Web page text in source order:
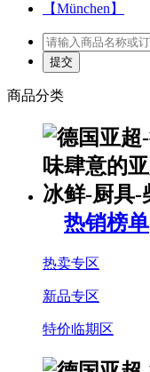
【München】
商品分类
热销榜单
热卖专区
新品专区
特价临期区